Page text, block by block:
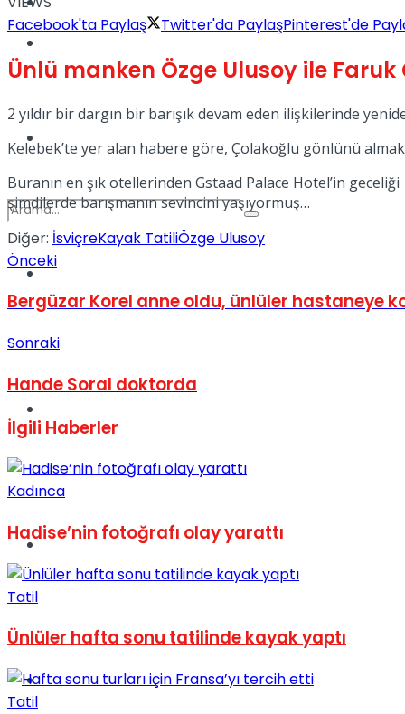
Dünya
Türkiye
Sinema
Tatil
Facebook'ta Paylaş
Twitter'da PaylaşPinterest'de
Ünlü manken Özge Ulusoy ile
2 yıldır bir dargın bir barışık devam eden ilişkilerinde
Kelebek’te yer alan habere göre, Çolakoğlu gönlünü
Buranın en şık otellerinden Gstaad Palace Hotel’in
şimdilerde barışmanın sevincini yaşıyormuş…
Diğer: İsviçreKayak TatiliÖzge Ulusoy
Önceki
Bergüzar Korel anne oldu, ünlüler hastaneye
Sonraki
Hande Soral doktorda
İlgili Haberler
Kadınca
Hadise’nin fotoğrafı olay yarattı
Tatil
Ünlüler hafta sonu tatilinde kayak yaptı
Tatil